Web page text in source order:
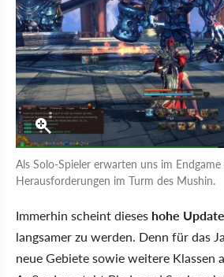
Als Solo-Spieler erwarten uns im Endgame
Herausforderungen im Turm des Mushin.
Immerhin scheint dieses hohe
langsamer zu werden. Denn für das
neue Gebiete sowie weitere Klassen